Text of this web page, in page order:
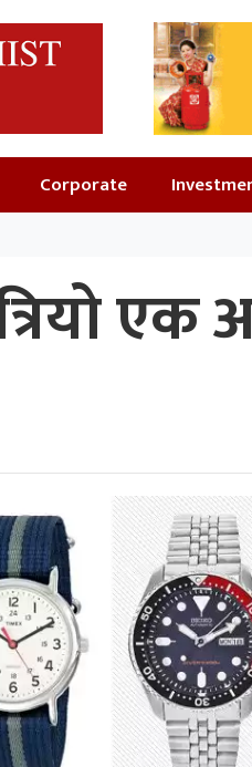
Corporate
एक